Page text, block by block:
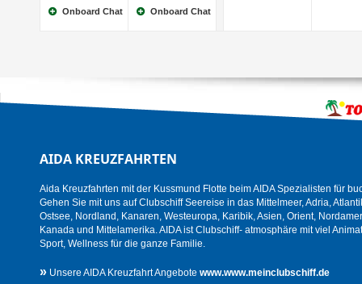
Onboard Chat Onboard Chat
AIDA KREUZFAHRTEN
Aida Kreuzfahrten mit der Kussmund Flotte beim AIDA Spezialisten für
Gehen Sie mit uns auf Clubschiff Seereise in das Mittelmeer, Adria,
Ostsee, Nordland, Kanaren, Westeuropa, Karibik, Asien, Orient,
Kanada und Mittelamerika. AIDA ist Clubschiff- atmosphäre mit viel
Sport, Wellness für die ganze Familie.
» Unsere AIDA Kreuzfahrt Angebote www.www.meinclubschiff.de